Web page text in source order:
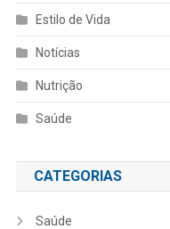
Estilo de Vida
Notícias
Nutrição
Saúde
CATEGORIAS
Saúde